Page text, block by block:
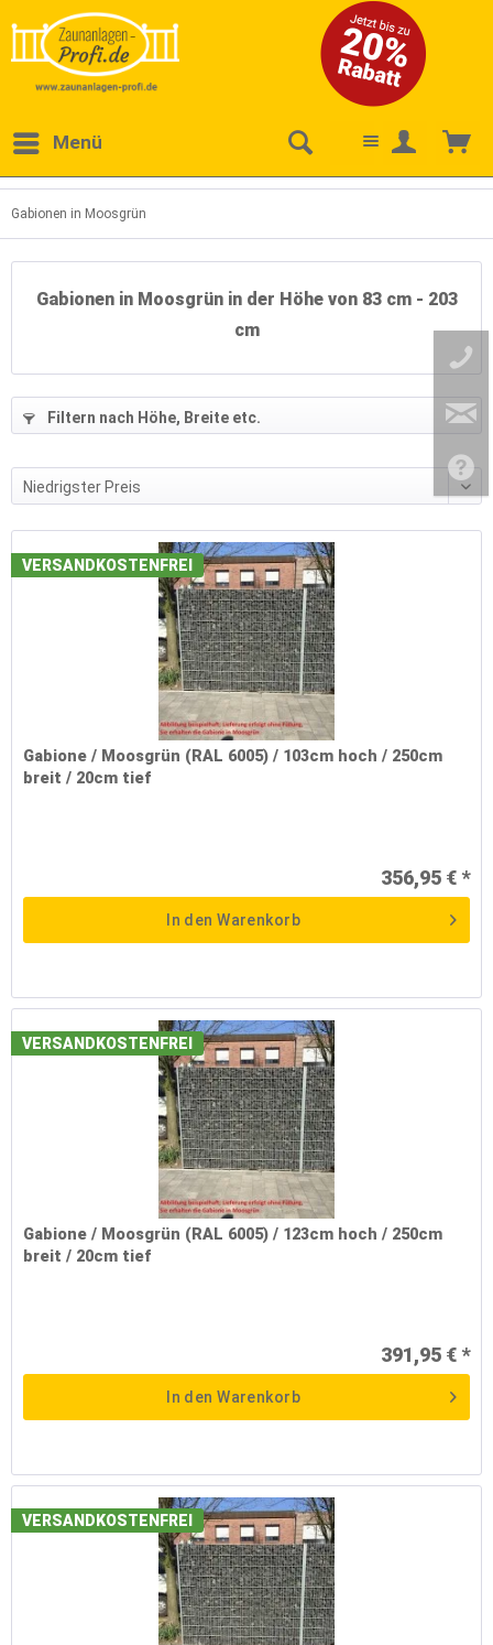
Menü
Gabionen in Moosgrün
Gabionen in Moosgrün in der Höhe von 83 cm - 203
cm
Filtern nach Höhe, Breite etc.
VERSANDKOSTENFREI
Gabione / Moosgrün (RAL 6005) / 103cm hoch / 250cm
breit / 20cm tief
356,95 € *
In den Warenkorb
VERSANDKOSTENFREI
Gabione / Moosgrün (RAL 6005) / 123cm hoch / 250cm
breit / 20cm tief
391,95 € *
In den Warenkorb
VERSANDKOSTENFREI